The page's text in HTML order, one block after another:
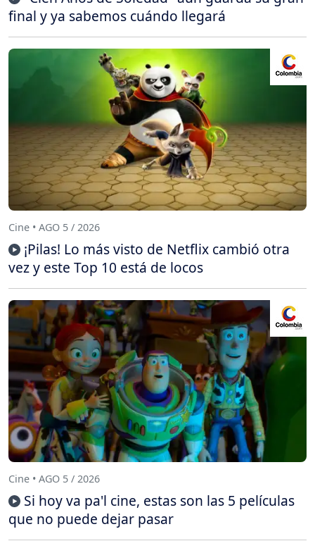
final y ya sabemos cuándo llegará
Cine • AGO 5 / 2026
¡Pilas! Lo más visto de Netflix cambió otra
vez y este Top 10 está de locos
Cine • AGO 5 / 2026
Si hoy va pa'l cine, estas son las 5 películas
que no puede dejar pasar